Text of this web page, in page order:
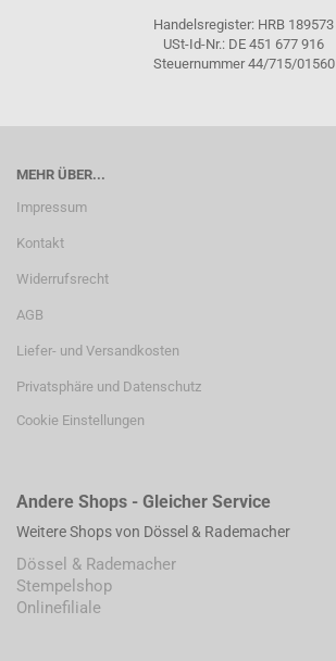
Handelsregister: HRB 189573
USt-Id-Nr.: DE 451 677 916
Steuernummer 44/715/01560
MEHR ÜBER...
Impressum
Kontakt
Widerrufsrecht
AGB
Liefer- und Versandkosten
Privatsphäre und Datenschutz
Cookie Einstellungen
Andere Shops - Gleicher Service
Weitere Shops von Dössel & Rademacher
Dössel & Rademacher
Stempelshop
Onlinefiliale